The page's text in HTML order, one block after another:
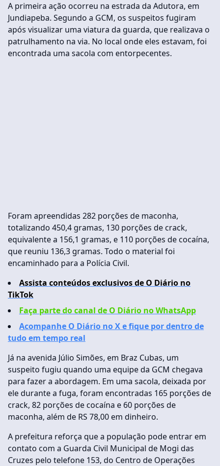
A primeira ação ocorreu na estrada da Adutora, em
Jundiapeba. Segundo a GCM, os suspeitos fugiram
após visualizar uma viatura da guarda, que realizava o
patrulhamento na via. No local onde eles estavam, foi
encontrada uma sacola com entorpecentes.
Foram apreendidas 282 porções de maconha,
totalizando 450,4 gramas, 130 porções de crack,
equivalente a 156,1 gramas, e 110 porções de cocaína,
que reuniu 136,3 gramas. Todo o material foi
encaminhado para a Polícia Civil.
Assista conteúdos exclusivos de O Diário no
TikTok
Faça parte do canal de O Diário no WhatsApp
Acompanhe O Diário no X e fique por dentro de
tudo em tempo real
Já na avenida Júlio Simões, em Braz Cubas, um
suspeito fugiu quando uma equipe da GCM chegava
para fazer a abordagem. Em uma sacola, deixada por
ele durante a fuga, foram encontradas 165 porções de
crack, 82 porções de cocaína e 60 porções de
maconha, além de RS 78,00 em dinheiro.
A prefeitura reforça que a população pode entrar em
contato com a Guarda Civil Municipal de Mogi das
Cruzes pelo telefone 153, do Centro de Operações